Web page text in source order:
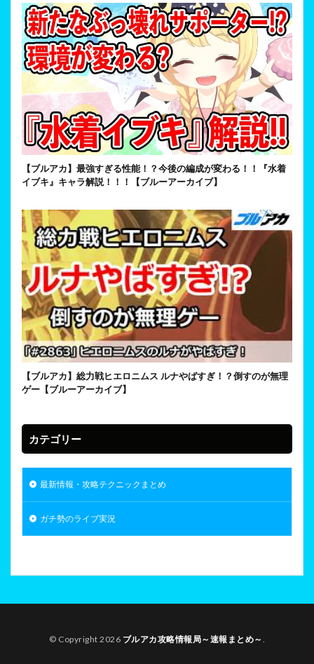
【ブルアカ】最強すぎる性能！？今後の編成が変わる！！『水着
イブキ』キャラ解説！！！【ブルーアーカイブ】
【ブルアカ】総力戦ヒエロニムス ルナやばすぎ！？倒すのが無理
ゲー【ブルーアーカイブ】
カテゴリー
最新情報・攻略テクニックまとめ
ガチ勢のライブ実況
© Copyright 2026 ブルアカ攻略情報局～速報まとめ～